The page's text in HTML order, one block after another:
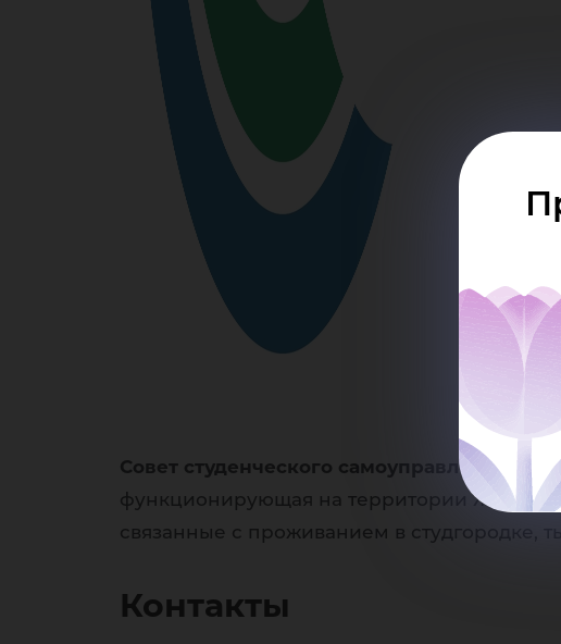
Совет студенческого самоуправления
функционирующая на территории Жилого
связанные с проживанием в студгородке,
Контакты